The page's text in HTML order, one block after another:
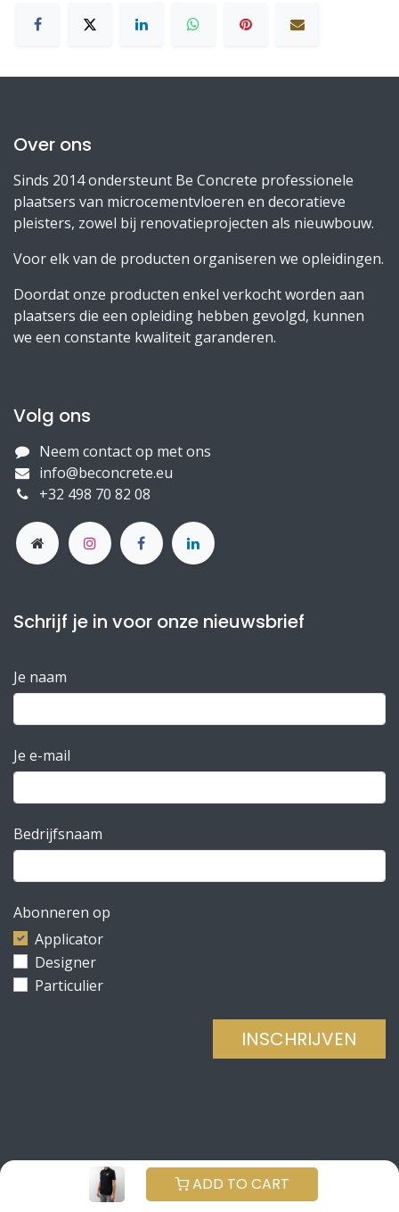
ADD TO CART
Over ons
Sinds 2014 ondersteunt Be Concrete professionele
plaatsers van microcementvloeren en decoratieve
pleisters, zowel bij renovatieprojecten als nieuwbouw.
Voor elk van de producten organiseren we opleidingen.
Doordat onze producten enkel verkocht worden aan
plaatsers die een opleiding hebben gevolgd, kunnen
we een constante kwaliteit garanderen.
Volg ons
Neem contact op met ons
info@beconcrete.eu
+32 498 70 82 08
Schrijf je in voor onze nieuwsbrief
Je naam
Je e-mail
Bedrijfsnaam
Abonneren op
Applicator
Designer
Particulier
INSCHRIJVEN
Copyright © Be Concrete NEDERLANDS (BE)
Aangeboden door - De #1Open source e-